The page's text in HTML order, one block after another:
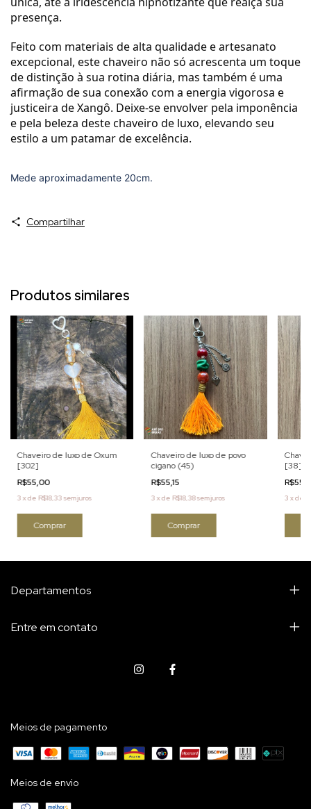
presença.
Feito com materiais de alta qualidade e artesanato
excepcional, este chaveiro não só acrescenta um toque
de distinção à sua rotina diária, mas também é uma
afirmação de sua conexão com a energia vigorosa e
justiceira de Xangô. Deixe-se envolver pela imponência
e pela beleza deste chaveiro de luxo, elevando seu
estilo a um patamar de excelência.
Mede aproximadamente 20cm.
Compartilhar
Produtos similares
Chaveiro de luxo de Oxum
[302]
R$55,00
3 xde R$18,33 sem juros
Chaveiro de luxo de povo
cigano (45)
R$55,15
3 xde R$18,38sem juros
[38]
3 xde
Departamentos
Entre em contato
Meios de pagamento
Meios de envio